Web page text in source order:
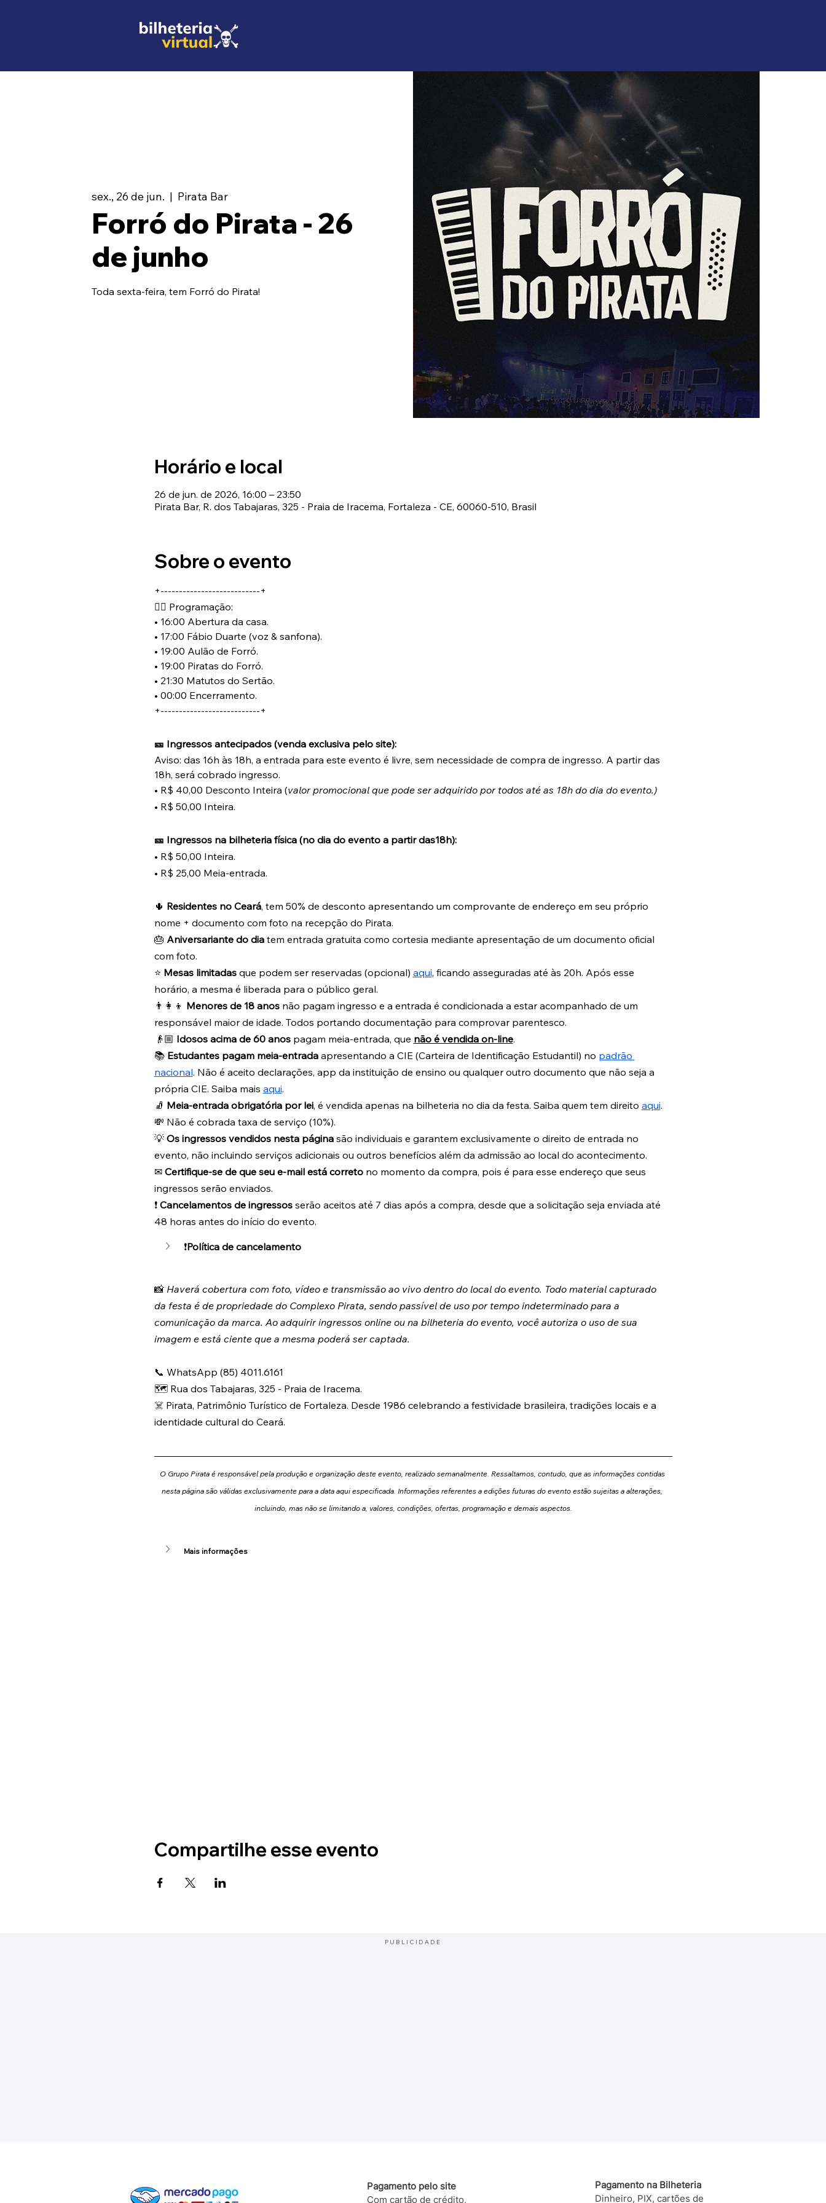
sex., 26 de jun.
  |
Pirata Bar
Forró do Pirata - 26
de junho
Toda sexta-feira, tem Forró do Pirata!
Horário e local
26 de jun. de 2026, 16:00 – 23:50
Pirata Bar, R. dos Tabajaras, 325 - Praia de Iracema, Fortaleza - CE, 60060-510, Brasil
Sobre o evento
+---------------------------+
🏴‍☠️ Programação:
• 16:00 Abertura da casa.
• 17:00 Fábio Duarte (voz & sanfona).
• 19:00 Aulão de Forró.
• 19:00 Piratas do Forró.
• 21:30 Matutos do Sertão.
• 00:00 Encerramento.
+---------------------------+
🎫 Ingressos antecipados (venda exclusiva pelo site):
Aviso: das 16h às 18h, a entrada para este evento é livre, sem necessidade de compra de ingresso. A partir das
18h, será cobrado ingresso.
• R$ 40,00 Desconto Inteira (valor promocional que pode ser adquirido por todos até as 18h do dia do evento.)
• R$ 50,00 Inteira.
🎫 Ingressos na bilheteria física (no dia do evento a partir das18h):
• R$ 50,00 Inteira.
• R$ 25,00 Meia-entrada.
🌵 Residentes no Ceará, tem 50% de desconto apresentando um comprovante de endereço em seu próprio
nome + documento com foto na recepção do Pirata.
🎂 Aniversariante do dia tem entrada gratuita como cortesia mediante apresentação de um documento oficial
com foto.
⭐️ Mesas limitadas que podem ser reservadas (opcional) aqui, ficando asseguradas até às 20h. Após esse
horário, a mesma é liberada para o público geral.
👨‍👩‍👦 Menores de 18 anos não pagam ingresso e a entrada é condicionada a estar acompanhado de um
responsável maior de idade. Todos portando documentação para comprovar parentesco.
👴🏼 Idosos acima de 60 anos pagam meia-entrada, que não é vendida on-line.
📚 Estudantes pagam meia-entrada apresentando a CIE (Carteira de Identificação Estudantil) no padrão
nacional. Não é aceito declarações, app da instituição de ensino ou qualquer outro documento que não seja a
própria CIE. Saiba mais aqui.
🧦 Meia-entrada obrigatória por lei, é vendida apenas na bilheteria no dia da festa. Saiba quem tem direito aqui.
💸 Não é cobrada taxa de serviço (10%).
💡 Os ingressos vendidos nesta página são individuais e garantem exclusivamente o direito de entrada no
evento, não incluindo serviços adicionais ou outros benefícios além da admissão ao local do acontecimento.
✉ Certifique-se de que seu e-mail está correto no momento da compra, pois é para esse endereço que seus
ingressos serão enviados.
❗ Cancelamentos de ingressos serão aceitos até 7 dias após a compra, desde que a solicitação seja enviada até
48 horas antes do início do evento.
❗Política de cancelamento
📸 Haverá cobertura com foto, vídeo e transmissão ao vivo dentro do local do evento. Todo material capturado
da festa é de propriedade do Complexo Pirata, sendo passível de uso por tempo indeterminado para a
comunicação da marca. Ao adquirir ingressos online ou na bilheteria do evento, você autoriza o uso de sua
imagem e está ciente que a mesma poderá ser captada.
📞 WhatsApp (85) 4011.6161
🗺️ Rua dos Tabajaras, 325 - Praia de Iracema.
☠️ Pirata, Patrimônio Turístico de Fortaleza. Desde 1986 celebrando a festividade brasileira, tradições locais e a
identidade cultural do Ceará.
O Grupo Pirata é responsável pela produção e organização deste evento, realizado semanalmente. Ressaltamos, contudo, que as informações contidas
nesta página são válidas exclusivamente para a data aqui especificada. Informações referentes a edições futuras do evento estão sujeitas a alterações,
incluindo, mas não se limitando a, valores, condições, ofertas, programação e demais aspectos.
Mais informações
Compartilhe esse evento
PUBLICIDADE
Pagamento pelo site
Com cartão de crédito,
Pagamento na Bilheteria
Dinheiro, PIX, cartões de